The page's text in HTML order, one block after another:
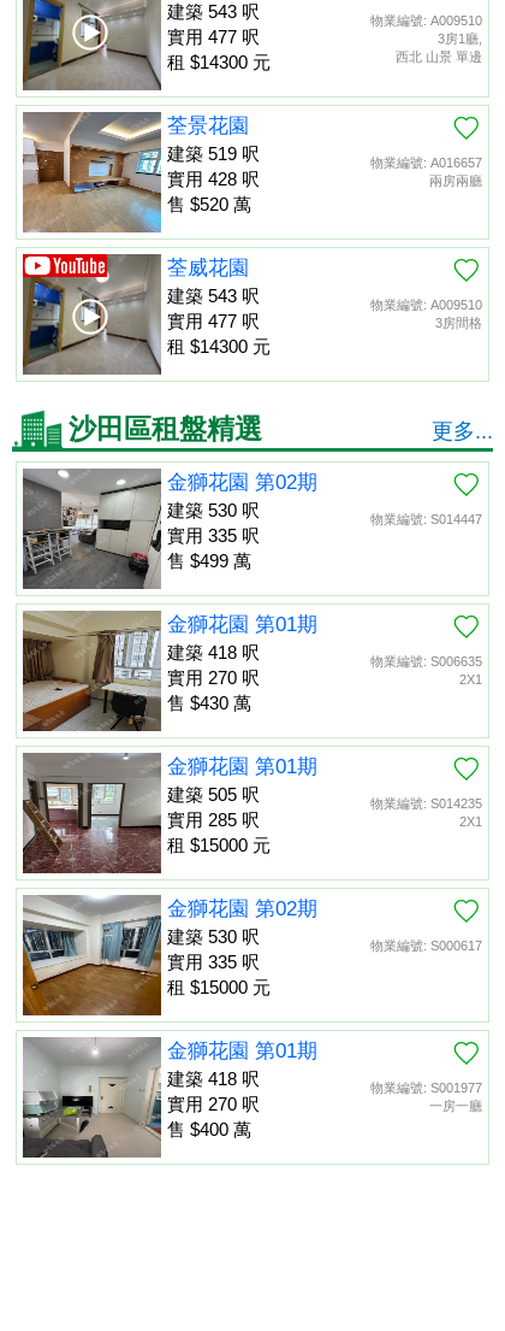
物業編號: A009510
3房1廳,
西北 山景 單邊
建築 543 呎
實用 477 呎
租 $14300 元
物業編號: A016657
兩房兩廳
荃景花園
建築 519 呎
實用 428 呎
售 $520 萬
物業編號: A009510
3房間格
荃威花園
建築 543 呎
實用 477 呎
租 $14300 元
沙田區租盤精選 更多...
物業編號: S014447
金獅花園 第02期
建築 530 呎
實用 335 呎
售 $499 萬
物業編號: S006635
2X1
金獅花園 第01期
建築 418 呎
實用 270 呎
售 $430 萬
物業編號: S014235
2X1
金獅花園 第01期
建築 505 呎
實用 285 呎
租 $15000 元
物業編號: S000617
金獅花園 第02期
建築 530 呎
實用 335 呎
租 $15000 元
物業編號: S001977
一房一廳
金獅花園 第01期
建築 418 呎
實用 270 呎
售 $400 萬